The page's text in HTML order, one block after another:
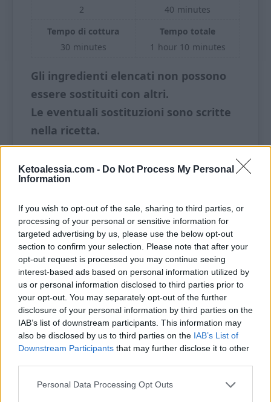
Ketoalessia.com - Do Not Process My Personal
Information
If you wish to opt-out of the sale, sharing to third parties, or
processing of your personal or sensitive information for
targeted advertising by us, please use the below opt-out
section to confirm your selection. Please note that after your
opt-out request is processed you may continue seeing
interest-based ads based on personal information utilized by
us or personal information disclosed to third parties prior to
your opt-out. You may separately opt-out of the further
disclosure of your personal information by third parties on the
IAB’s list of downstream participants. This information may
also be disclosed by us to third parties on the IAB’s List of
Downstream Participants that may further disclose it to other
Personal Data Processing Opt Outs
2
40 minutes
Tempo di cottura
30 minutes
Tempo totale
1 hour 10 minutes
Gli ingredienti elencati non possono
essere sostituiti con altri.
Le eventuali sostituzioni sono scritte
nella ricetta.
Ingredienti
2 peperoni grandi
100 g di fusilli linea6 (clicca qui)
250 g di polpa di pomodoro
100 g di funghi
1 spicchio di aglio
Foglie di basilico
Olio evo
Sale e spezie a tuo gusto